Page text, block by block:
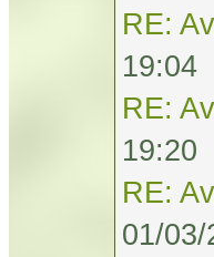
RE:
19:04
RE:
19:20
RE:
01/